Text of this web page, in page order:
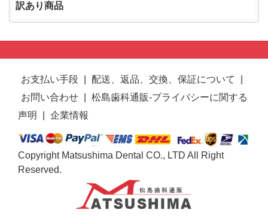
訳あり商品
お支払い手段 配送、返品、交換、保証について
お問い合わせ
松島歯科通販-プライバシーに関する
声明
企業情報
Copyright Matsushima Dental CO., LTD All Right
Reserved.